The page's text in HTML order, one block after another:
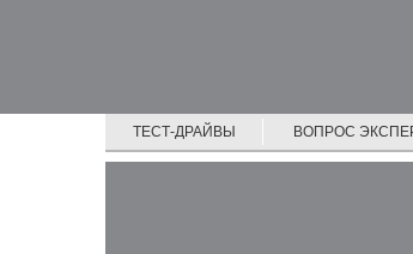
ТЕСТ-ДРАЙВЫ ВОПРОС